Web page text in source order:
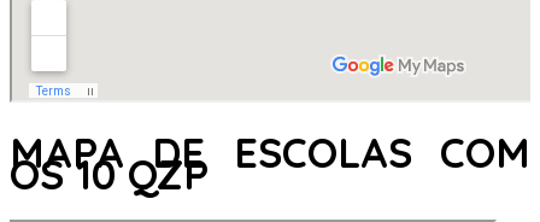
MAPA DE ESCOLAS COM
OS 10 QZP